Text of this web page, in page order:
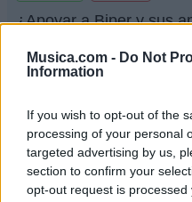
Musica.com - Do Not
Information
If you wish to opt-out of the
processing of your personal
targeted advertising by us,
section to confirm your
opt-out request is
¿Apoyar a Biper y sus
190 25
Ranking de Biper y sus